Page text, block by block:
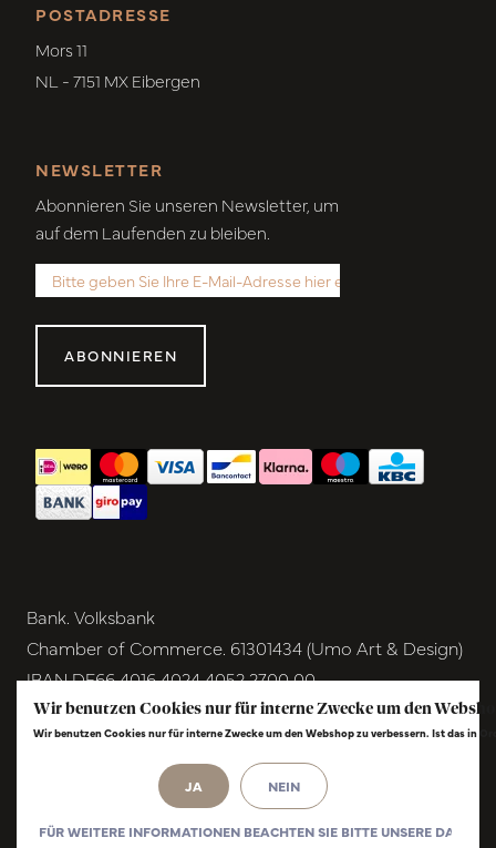
POSTADRESSE
Mors 11
NL - 7151 MX Eibergen
NEWSLETTER
Abonnieren Sie unseren Newsletter, um
auf dem Laufenden zu bleiben.
ABONNIEREN
Bank. Volksbank
Chamber of Commerce. 61301434 (Umo Art & Design)
IBAN DE66 4016 4024 4052 2700 00
BIC GENODEM1GRN
VAT NL854291040B01
© Copyright 2026 - Umo Art & Design |
Wir benutzen Cookies nur für interne Zwecke um den
Wir benutzen Cookies nur für interne Zwecke um den Webshop zu verbessern. Ist das in
JA NEIN
FÜR WEITERE INFORMATIONEN BEACHTEN SIE BITTE UNSERE